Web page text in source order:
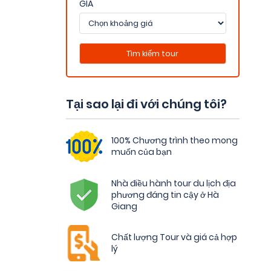
GIÁ
Tại sao lại đi với chúng tôi?
100% Chương trình theo mong
muốn của bạn
Nhà điều hành tour du lịch địa
phương đáng tin cậy ở Hà
Giang
Chất lượng Tour và giá cả hợp
lý